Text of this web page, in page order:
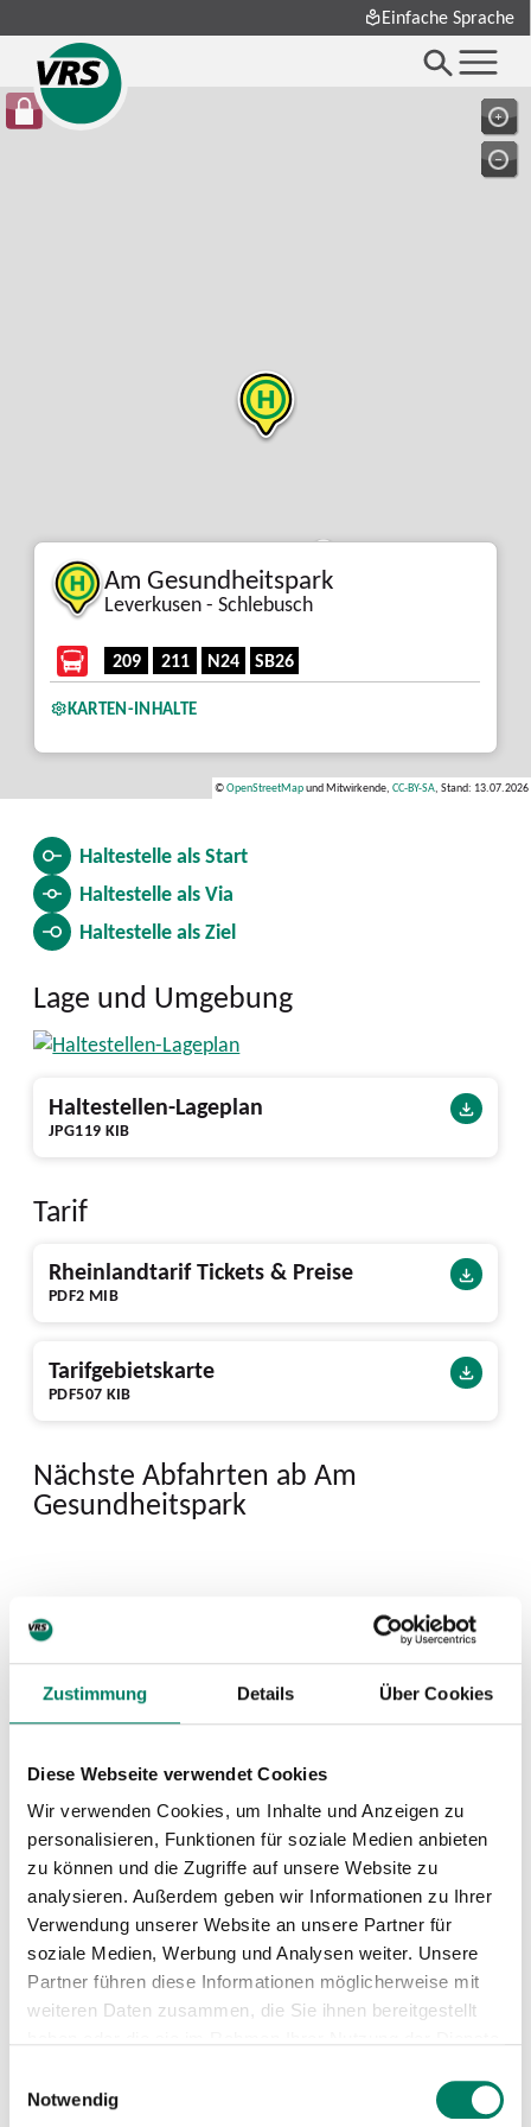
Zustimmung Details Über Cookies
Diese Webseite verwendet Cookies
Wir verwenden Cookies, um Inhalte und Anzeigen zu
personalisieren, Funktionen für soziale Medien anbieten
zu können und die Zugriffe auf unsere Website zu
analysieren. Außerdem geben wir Informationen zu Ihrer
Verwendung unserer Website an unsere Partner für
soziale Medien, Werbung und Analysen weiter. Unsere
Partner führen diese Informationen möglicherweise mit
weiteren Daten zusammen, die Sie ihnen bereitgestellt
Notwendig
Einfache Sprache
Am Gesundheitspark
Leverkusen - Schlebusch
209 211 N24 SB26
KARTEN-INHALTE
©OpenStreetMapund Mitwirkende, CC-BY-SA, Stand: 13.07.2026
Haltestelle alsStart
Haltestelle alsVia
Haltestelle alsZiel
Lage und Umgebung
JPG119 KIB
Haltestellen-Lageplan
Tarif
PDF2 MIB
Rheinlandtarif Tickets & Preise
PDF507 KIB
Tarifgebietskarte
Nächste Abfahrten ab Am
Gesundheitspark